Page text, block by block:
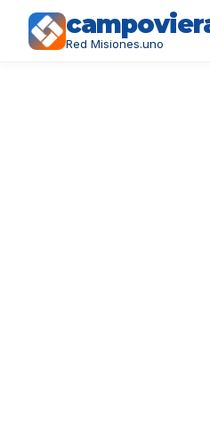
Red Misiones.uno